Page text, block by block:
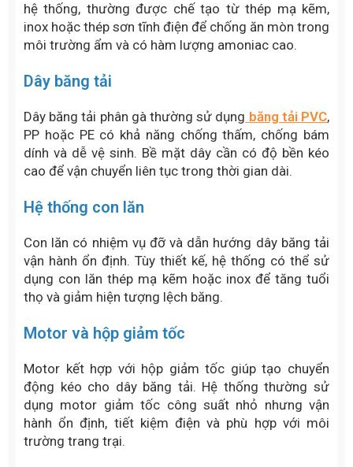
hệ thống, thường được chế tạo từ thép mạ kẽm,
inox hoặc thép sơn tĩnh điện để chống ăn mòn trong
môi trường ẩm và có hàm lượng amoniac cao.
Dây băng tải
Dây băng tải phân gà thường sử dụng băng tải PVC,
PP hoặc PE có khả năng chống thấm, chống bám
dính và dễ vệ sinh. Bề mặt dây cần có độ bền kéo
cao để vận chuyển liên tục trong thời gian dài.
Hệ thống con lăn
Con lăn có nhiệm vụ đỡ và dẫn hướng dây băng tải
vận hành ổn định. Tùy thiết kế, hệ thống có thể sử
dụng con lăn thép mạ kẽm hoặc inox để tăng tuổi
thọ và giảm hiện tượng lệch băng.
Motor và hộp giảm tốc
Motor kết hợp với hộp giảm tốc giúp tạo chuyển
động kéo cho dây băng tải. Hệ thống thường sử
dụng motor giảm tốc công suất nhỏ nhưng vận
hành ổn định, tiết kiệm điện và phù hợp với môi
trường trang trại.